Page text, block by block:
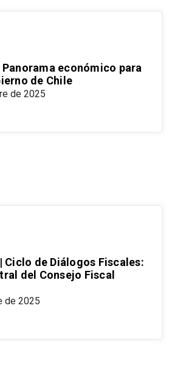
económico para
de Chile
de 2025
Ciclo de Diálogos Fiscales:
del Consejo Fiscal
de 2025